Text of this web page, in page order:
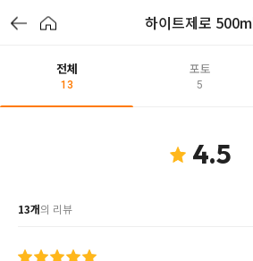
하이트제로
전체
13
포토
5
4.5
13개의 리뷰